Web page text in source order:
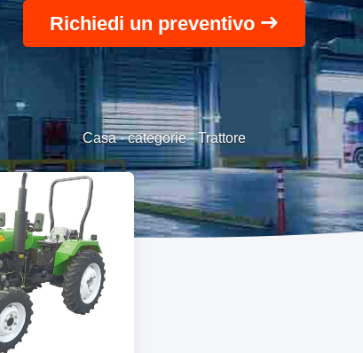
Richiedi un preventivo
Casa-categorie-Trattore